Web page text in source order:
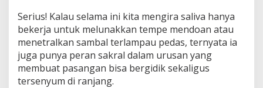
Serius! Kalau selama ini kita mengira saliva hanya
bekerja untuk melunakkan tempe mendoan atau
menetralkan sambal terlampau pedas, ternyata ia
juga punya peran sakral dalam urusan yang
membuat pasangan bisa bergidik sekaligus
tersenyum di ranjang.